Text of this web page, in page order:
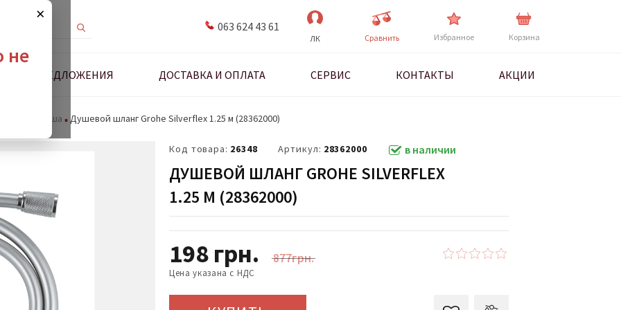
×
не
063 624 43 61
ЛК Cравнить Избранное Корзина
ПРЕДЛОЖЕНИЯ ДОСТАВКА И ОПЛАТА СЕРВИС КОНТАКТЫ АКЦИИ
для душа Душевой шланг Grohe Silverflex 1.25 м (28362000)
Код товара: 26348 Артикул: 28362000 в наличии
ДУШЕВОЙ ШЛАНГ GROHE SILVERFLEX
1.25 М (28362000)
198 грн. 877грн.
Цена указана с НДС